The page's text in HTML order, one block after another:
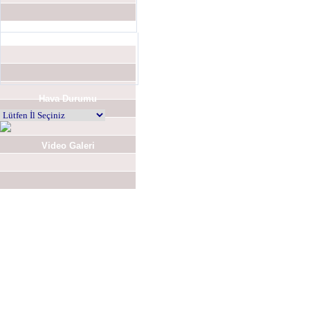
Hava Durumu
Video Galeri